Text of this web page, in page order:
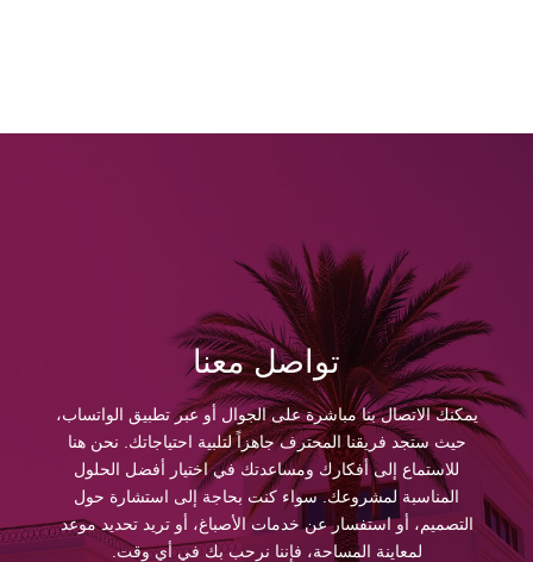
تواصل معنا
يمكنك الاتصال بنا مباشرة على الجوال أو عبر تطبيق الواتساب،
حيث ستجد فريقنا المحترف جاهزاً لتلبية احتياجاتك. نحن هنا
للاستماع إلى أفكارك ومساعدتك في اختيار أفضل الحلول
المناسبة لمشروعك. سواء كنت بحاجة إلى استشارة حول
التصميم، أو استفسار عن خدمات الأصباغ، أو تريد تحديد موعد
لمعاينة المساحة، فإننا نرحب بك في أي وقت.